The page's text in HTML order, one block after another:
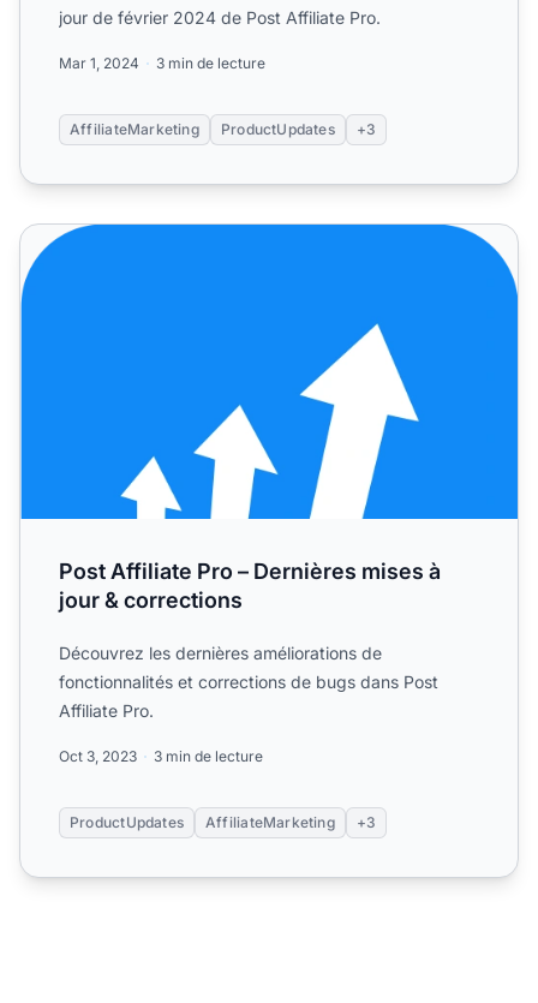
jour de février 2024 de Post Affiliate Pro.
Mar 1, 2024 3 min de lecture
AffiliateMarketing ProductUpdates +3
Post Affiliate Pro – Dernières mises à jour & corrections
Post Affiliate Pro – Dernières mises à
jour & corrections
Découvrez les dernières améliorations de
fonctionnalités et corrections de bugs dans Post
Affiliate Pro.
Oct 3, 2023 3 min de lecture
ProductUpdates AffiliateMarketing +3